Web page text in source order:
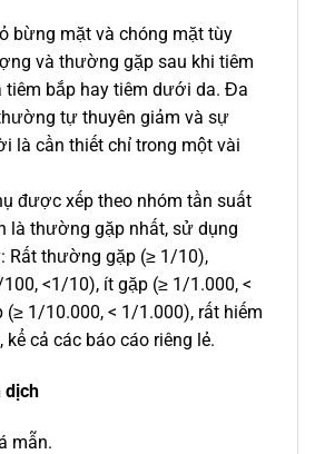
bừng mặt và chóng mặt tùy
và thường gặp sau khi tiêm
tiêm bắp hay tiêm dưới da. Đa
tự thuyên giảm và sự
là cần thiết chỉ trong một vài
được xếp theo nhóm tần suất
là thường gặp nhất, sử dụng
Rất thường gặp (≥ 1/10),
<1/10), ít gặp (≥ 1/1.000, <
(≥ 1/10.000, < 1/1.000), rất hiếm
cả các báo cáo riêng lẻ.
dịch
mẫn.